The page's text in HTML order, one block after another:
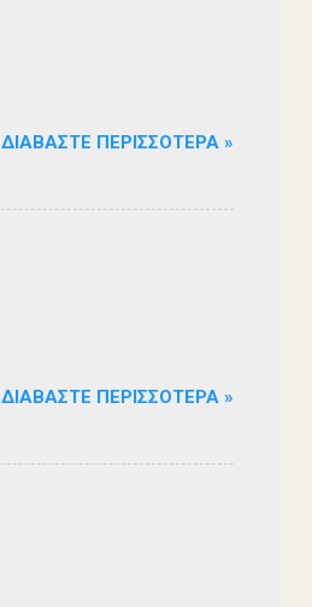
ΔΙΑΒΆΣΤΕ ΠΕΡΙΣΣΌΤΕΡΑ »
ΔΙΑΒΆΣΤΕ ΠΕΡΙΣΣΌΤΕΡΑ »